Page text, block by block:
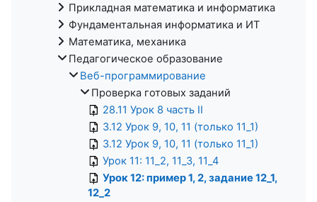
Прикладная математика и информатика
Фундаментальная информатика и ИТ
Математика, механика
Педагогическое образование
Веб-программирование
Проверка готовых заданий
28.11 Урок 8 часть II
3.12 Урок 9, 10, 11 (только 11_1)
3.12 Урок 9, 10, 11 (только 11_1)
Урок 11: 11_2, 11_3, 11_4
Урок 12: пример 1, 2, задание 12_1,
12_2